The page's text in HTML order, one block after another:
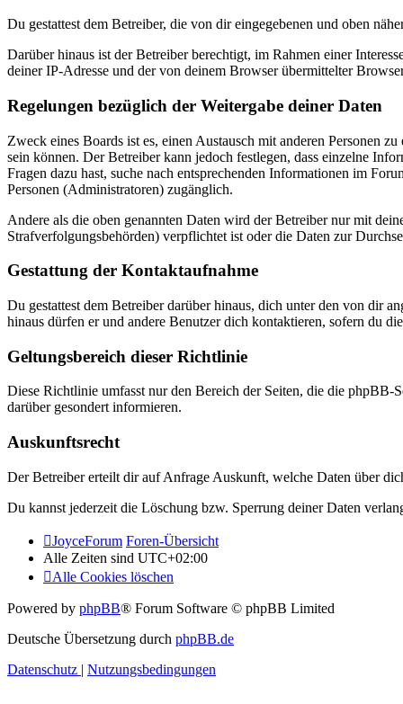
Du gestattest dem Betreiber, die von dir eingegebenen und oben
Darüber hinaus ist der Betreiber berechtigt, im Rahmen einer
deiner IP-Adresse und der von deinem Browser übermittelter
Regelungen bezüglich der Weitergabe deiner Daten
Zweck eines Boards ist es, einen Austausch mit anderen Personen
sein können. Der Betreiber kann jedoch festlegen, dass einzelne
Fragen dazu hast, suche nach entsprechenden Informationen im
Personen (Administratoren) zugänglich.
Andere als die oben genannten Daten wird der Betreiber nur mit
Strafverfolgungsbehörden) verpflichtet ist oder die Daten zur
Gestattung der Kontaktaufnahme
Du gestattest dem Betreiber darüber hinaus, dich unter den von dir
hinaus dürfen er und andere Benutzer dich kontaktieren, sofern du
Geltungsbereich dieser Richtlinie
Diese Richtlinie umfasst nur den Bereich der Seiten, die die phpBB-
darüber gesondert informieren.
Auskunftsrecht
Der Betreiber erteilt dir auf Anfrage Auskunft, welche Daten über
Du kannst jederzeit die Löschung bzw. Sperrung deiner Daten
JoyceForum Foren-Übersicht
Alle Zeiten sind UTC+02:00
Alle Cookies löschen
Powered by phpBB® Forum Software © phpBB Limited
Deutsche Übersetzung durch phpBB.de
Datenschutz | Nutzungsbedingungen